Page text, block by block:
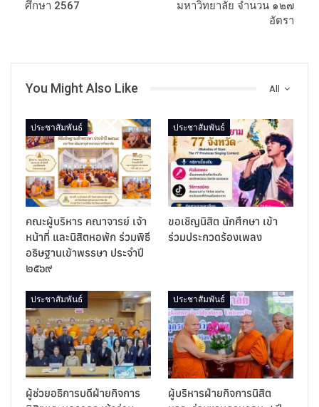
ศึกษา 2567
มหาวิทยาลัย จำนวน ๑๒๗
อัตรา
All
You Might Also Like
ประชาสัมพันธ์
คณะผู้บริหาร คณาจารย์ เจ้า
หน้าที่ และนิสิตหอพัก ร่วมพิธี
อธิษฐานเข้าพรรษา ประจำปี
๒๕๖๙
ประชาสัมพันธ์
ขอเชิญนิสิต นักศึกษา เข้า
ร่วมประกวดร้องเพลง
ประชาสัมพันธ์
ผู้ช่วยอธิการบดีฝ่ายกิจการ
ประชาสัมพันธ์
ผู้บริหารฝ่ายกิจการนิสิต